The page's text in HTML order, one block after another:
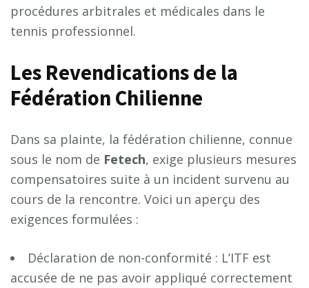
procédures arbitrales et médicales dans le
tennis professionnel.
Les Revendications de la
Fédération Chilienne
Dans sa plainte, la fédération chilienne, connue
sous le nom de Fetech, exige plusieurs mesures
compensatoires suite à un incident survenu au
cours de la rencontre. Voici un aperçu des
exigences formulées :
Déclaration de non-conformité : L’ITF est
accusée de ne pas avoir appliqué correctement